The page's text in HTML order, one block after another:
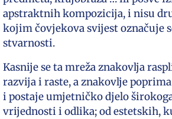
apstraktnih kompozicija, i nisu
kojim čovjekova svijest označuje
stvarnosti.
Kasnije se ta mreža znakovlja
razvija i raste, a znakovlje
i postaje umjetničko djelo
vrijednosti i odlika; od estetskih,